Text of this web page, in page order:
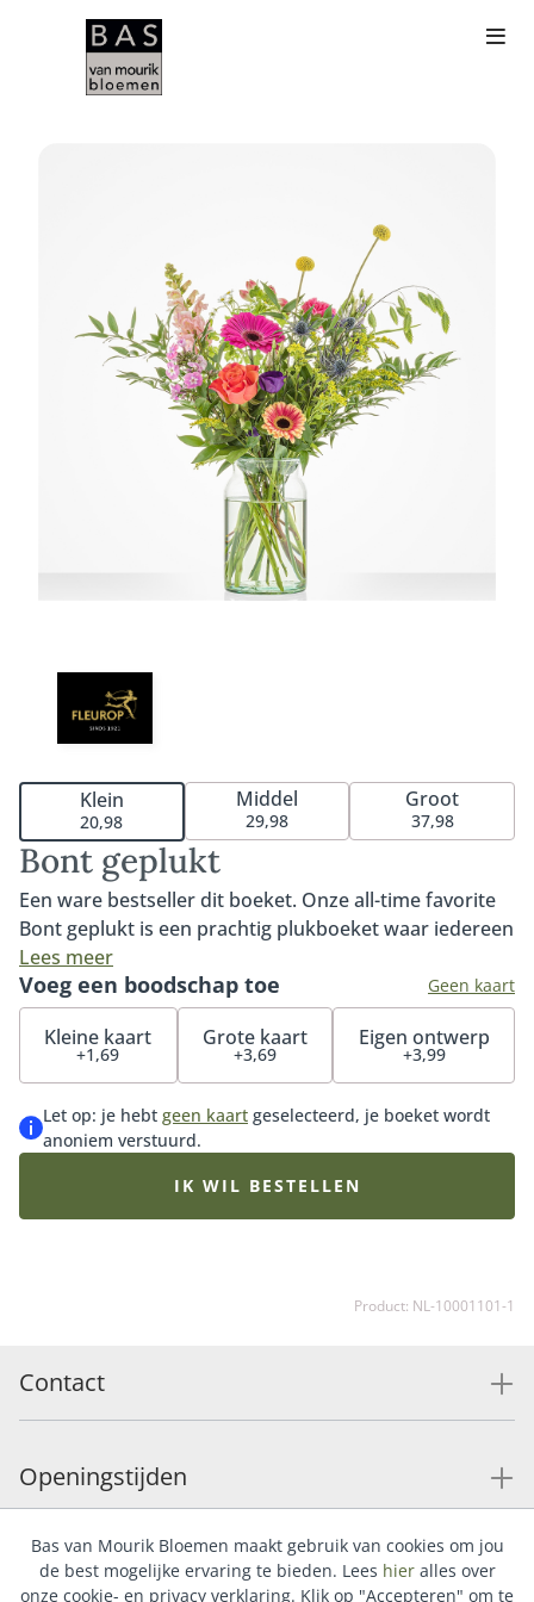
Bont geplukt
Een ware bestseller dit boeket. Onze all-time favorite
Bont geplukt is een prachtig plukboeket waar iedereen
blij van wordt. Bont geplukt kenmerkt zich door de
kleurrijke gerbera, mooie roos en de gele bolletjes
(craspedia). Het perfecte boeket om iemand mee te
verrassen, feliciteren of verwennen. Tip: bestel onze
Lees meer
Klein
20,98
Middel
29,98
Groot
37,98
Voeg een boodschap toe Geen kaart
Kleine kaart
+1,69
Grote kaart
+3,69
Eigen ontwerp
+3,99
Let op: je hebt geen kaart geselecteerd, je boeket wordt
anoniem verstuurd.
IK WIL BESTELLEN
Product: NL-10001101-1
Contact
Openingstijden
Service
Bas van Mourik Bloemen maakt gebruik van cookies om jou
de best mogelijke ervaring te bieden. Lees hieralles over
onze cookie- en privacy verklaring. Klik op "Accepteren" om te